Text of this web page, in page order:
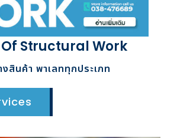
Structural Work
สินค้า พาเลททุกประเภท